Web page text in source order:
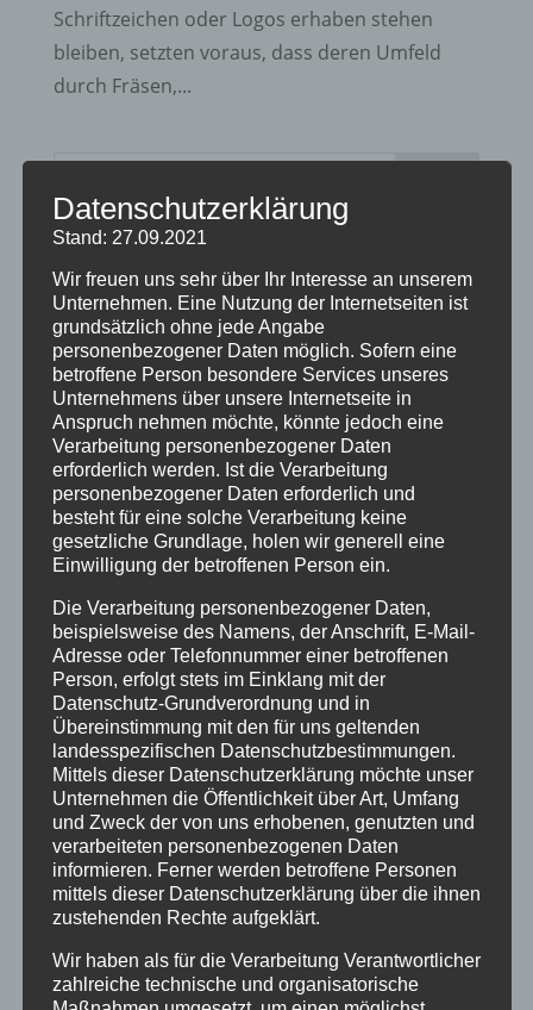
Schriftzeichen oder Logos erhaben stehen
bleiben, setzten voraus, dass deren Umfeld
durch Fräsen,...
Neueste Beiträge
Geschenkgutscheine
Alpgäuer Brozeitbrettchen Treue Aktion
Unterschiedliche Brotzeitbretter mit
Wunschgravur
Holz-Schlüsselanhänger
Holzpostkarten
Kategorien
Geschenkideen
Holzartikel
Holzschilder
Info
Termine
Archiv
April 2023
Januar 2021
Juli 2020
Datenschutzerklärung
Stand: 27.09.2021
Wir freuen uns sehr über Ihr Interesse an unserem
Unternehmen. Eine Nutzung der Internetseiten ist
grundsätzlich ohne jede Angabe
personenbezogener Daten möglich. Sofern eine
betroffene Person besondere Services unseres
Unternehmens über unsere Internetseite in
Anspruch nehmen möchte, könnte jedoch eine
Verarbeitung personenbezogener Daten
erforderlich werden. Ist die Verarbeitung
personenbezogener Daten erforderlich und
besteht für eine solche Verarbeitung keine
gesetzliche Grundlage, holen wir generell eine
Einwilligung der betroffenen Person ein.
Die Verarbeitung personenbezogener Daten,
beispielsweise des Namens, der Anschrift, E-Mail-
Adresse oder Telefonnummer einer betroffenen
Person, erfolgt stets im Einklang mit der
Datenschutz-Grundverordnung und in
Übereinstimmung mit den für uns geltenden
landesspezifischen Datenschutzbestimmungen.
Mittels dieser Datenschutzerklärung möchte unser
Unternehmen die Öffentlichkeit über Art, Umfang
und Zweck der von uns erhobenen, genutzten und
verarbeiteten personenbezogenen Daten
informieren. Ferner werden betroffene Personen
mittels dieser Datenschutzerklärung über die ihnen
zustehenden Rechte aufgeklärt.
Wir haben als für die Verarbeitung Verantwortlicher
zahlreiche technische und organisatorische